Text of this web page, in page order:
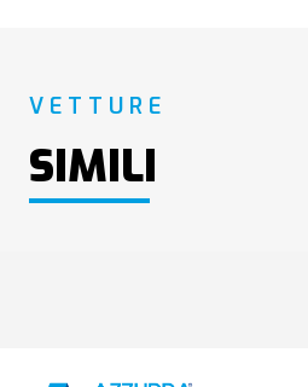
VETTURE
SIMILI